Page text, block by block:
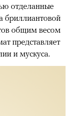
отделанные
бриллиантовой
общим весом
представляет
и мускуса.